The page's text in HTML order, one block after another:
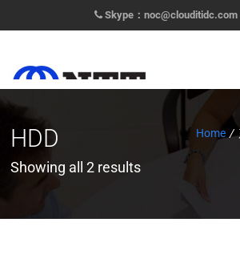
Skype：noc@clouditidc.com
HDD
Showing all 2 results
Home /